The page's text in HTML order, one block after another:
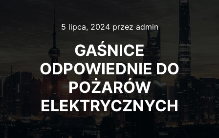
5 lipca, 2024przez admin
GAŚNICE
ODPOWIEDNIE DO
POŻARÓW
ELEKTRYCZNYCH